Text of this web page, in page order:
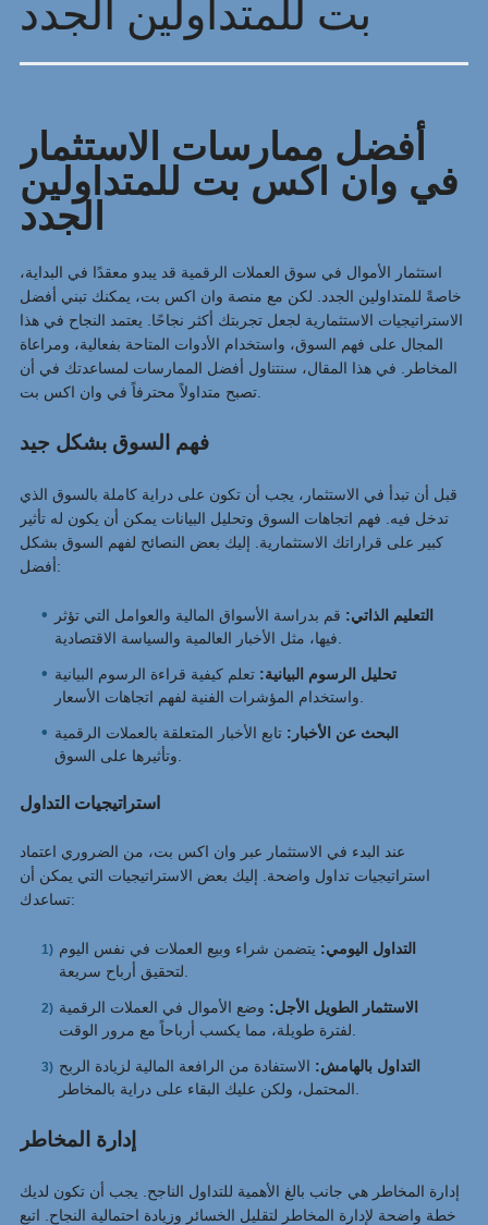
بت للمتداولين الجدد
أفضل ممارسات الاستثمار
في وان اكس بت للمتداولين
الجدد
استثمار الأموال في سوق العملات الرقمية قد يبدو معقدًا في البداية،
خاصةً للمتداولين الجدد. لكن مع منصة وان اكس بت، يمكنك تبني أفضل
الاستراتيجيات الاستثمارية لجعل تجربتك أكثر نجاحًا. يعتمد النجاح في هذا
المجال على فهم السوق، واستخدام الأدوات المتاحة بفعالية، ومراعاة
المخاطر. في هذا المقال، سنتناول أفضل الممارسات لمساعدتك في أن
تصبح متداولاً محترفاً في وان اكس بت.
فهم السوق بشكل جيد
قبل أن تبدأ في الاستثمار، يجب أن تكون على دراية كاملة بالسوق الذي
تدخل فيه. فهم اتجاهات السوق وتحليل البيانات يمكن أن يكون له تأثير
كبير على قراراتك الاستثمارية. إليك بعض النصائح لفهم السوق بشكل
أفضل:
التعليم الذاتي: قم بدراسة الأسواق المالية والعوامل التي تؤثر
تحليل الرسوم البيانية: تعلم كيفية قراءة الرسوم البيانية
البحث عن الأخبار: تابع الأخبار المتعلقة بالعملات الرقمية
استراتيجيات التداول
عند البدء في الاستثمار عبر وان اكس بت، من الضروري اعتماد
استراتيجيات تداول واضحة. إليك بعض الاستراتيجيات التي يمكن أن
تساعدك:
التداول اليومي: يتضمن شراء وبيع العملات في نفس اليوم
الاستثمار الطويل الأجل: وضع الأموال في العملات الرقمية
التداول بالهامش: الاستفادة من الرافعة المالية لزيادة الربح
إدارة المخاطر
إدارة المخاطر هي جانب بالغ الأهمية للتداول الناجح. يجب أن تكون لديك
خطة واضحة لإدارة المخاطر لتقليل الخسائر وزيادة احتمالية النجاح. اتبع